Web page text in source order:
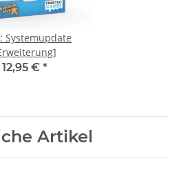
Systemupdate
12,95 € *
Artikel